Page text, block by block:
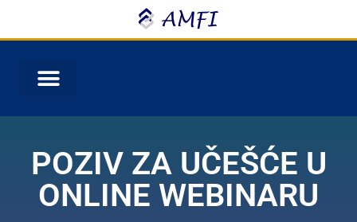
POZIV ZA UČEŠĆE U
ONLINE WEBINARU